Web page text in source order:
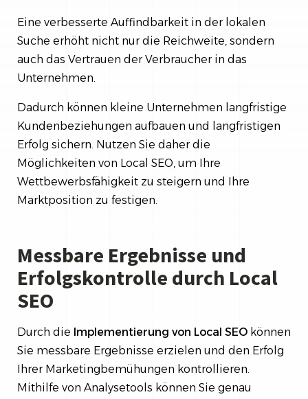
Eine verbesserte Auffindbarkeit in der lokalen
Suche erhöht nicht nur die Reichweite, sondern
auch das Vertrauen der Verbraucher in das
Unternehmen.
Dadurch können kleine Unternehmen langfristige
Kundenbeziehungen aufbauen und langfristigen
Erfolg sichern. Nutzen Sie daher die
Möglichkeiten von Local SEO, um Ihre
Wettbewerbsfähigkeit zu steigern und Ihre
Marktposition zu festigen.
Messbare Ergebnisse und
Erfolgskontrolle durch Local
SEO
Durch die Implementierung von Local SEO können
Sie messbare Ergebnisse erzielen und den Erfolg
Ihrer Marketingbemühungen kontrollieren.
Mithilfe von Analysetools können Sie genau